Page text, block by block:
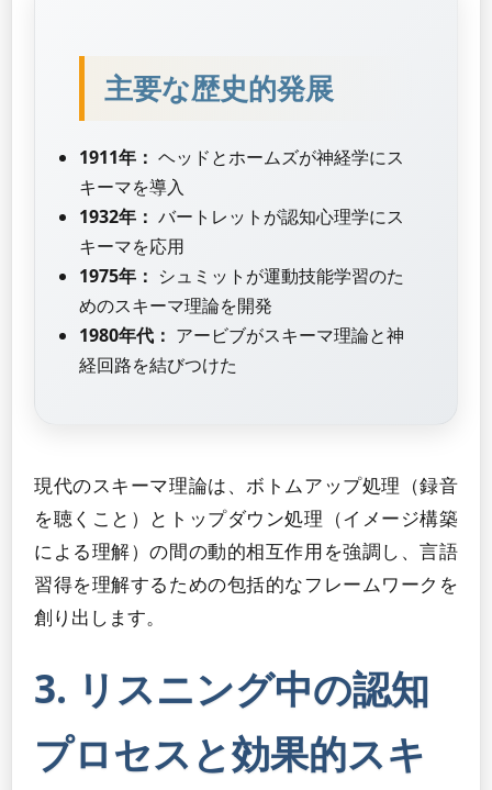
主要な歴史的発展
1911年： ヘッドとホームズが神経学にス
キーマを導入
1932年： バートレットが認知心理学にス
キーマを応用
1975年： シュミットが運動技能学習のた
めのスキーマ理論を開発
1980年代： アービブがスキーマ理論と神
経回路を結びつけた
現代のスキーマ理論は、ボトムアップ処理（録音
を聴くこと）とトップダウン処理（イメージ構築
による理解）の間の動的相互作用を強調し、言語
習得を理解するための包括的なフレームワークを
創り出します。
3. リスニング中の認知
プロセスと効果的スキ